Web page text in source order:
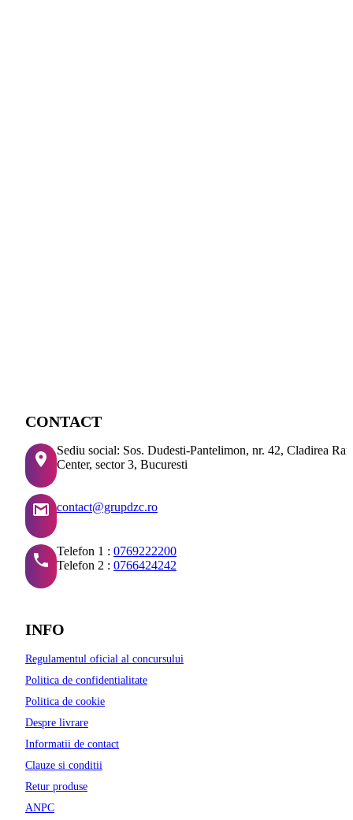
CONTACT
Sediu social: Sos. Dudesti-Pantelimon, nr. 42, Cladirea
Center, sector 3, Bucuresti
contact@grupdzc.ro
Telefon 1 : 0769222200
Telefon 2 : 0766424242
INFO
Regulamentul oficial al concursului
Politica de confidentialitate
Politica de cookie
Despre livrare
Informatii de contact
Clauze si conditii
Retur produse
ANPC